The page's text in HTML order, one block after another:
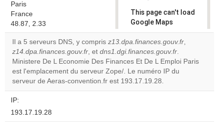
Paris
France
48.87, 2.33
This page can't load
Google Maps
correctly.
Do you
own this
website?
OK
Il a 5 serveurs DNS, y compris z13.dpa.finances.gouv.fr,
z14.dpa.finances.gouv.fr, et dns1.dgi.finances.gouv.fr.
Ministere De L Economie Des Finances Et De L Emploi Paris
est l'emplacement du serveur Zope/. Le numéro IP du
serveur de Aeras-convention.fr est 193.17.19.28.
IP:
193.17.19.28